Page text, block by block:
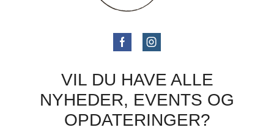
VIL DU HAVE ALLE
NYHEDER, EVENTS OG
OPDATERINGER?